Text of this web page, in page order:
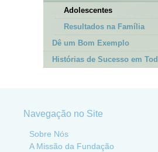
Adolescentes
Resultados na Família
Dê um Bom Exemplo
Histórias de Sucesso em
Navegação no Site
Sobre Nós
A Missão da Fundação